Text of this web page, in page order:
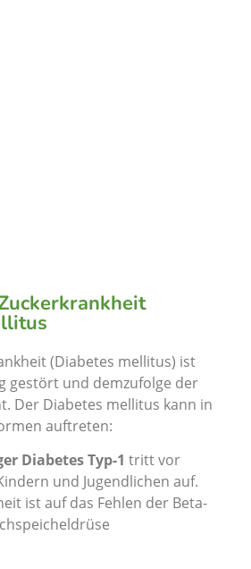
(Diabetes mellitus) ist
gestört und demzufolge der
Der Diabetes mellitus kann in
auftreten:
Diabetes Typ-1 tritt vor
und Jugendlichen auf.
ist auf das Fehlen der Beta-